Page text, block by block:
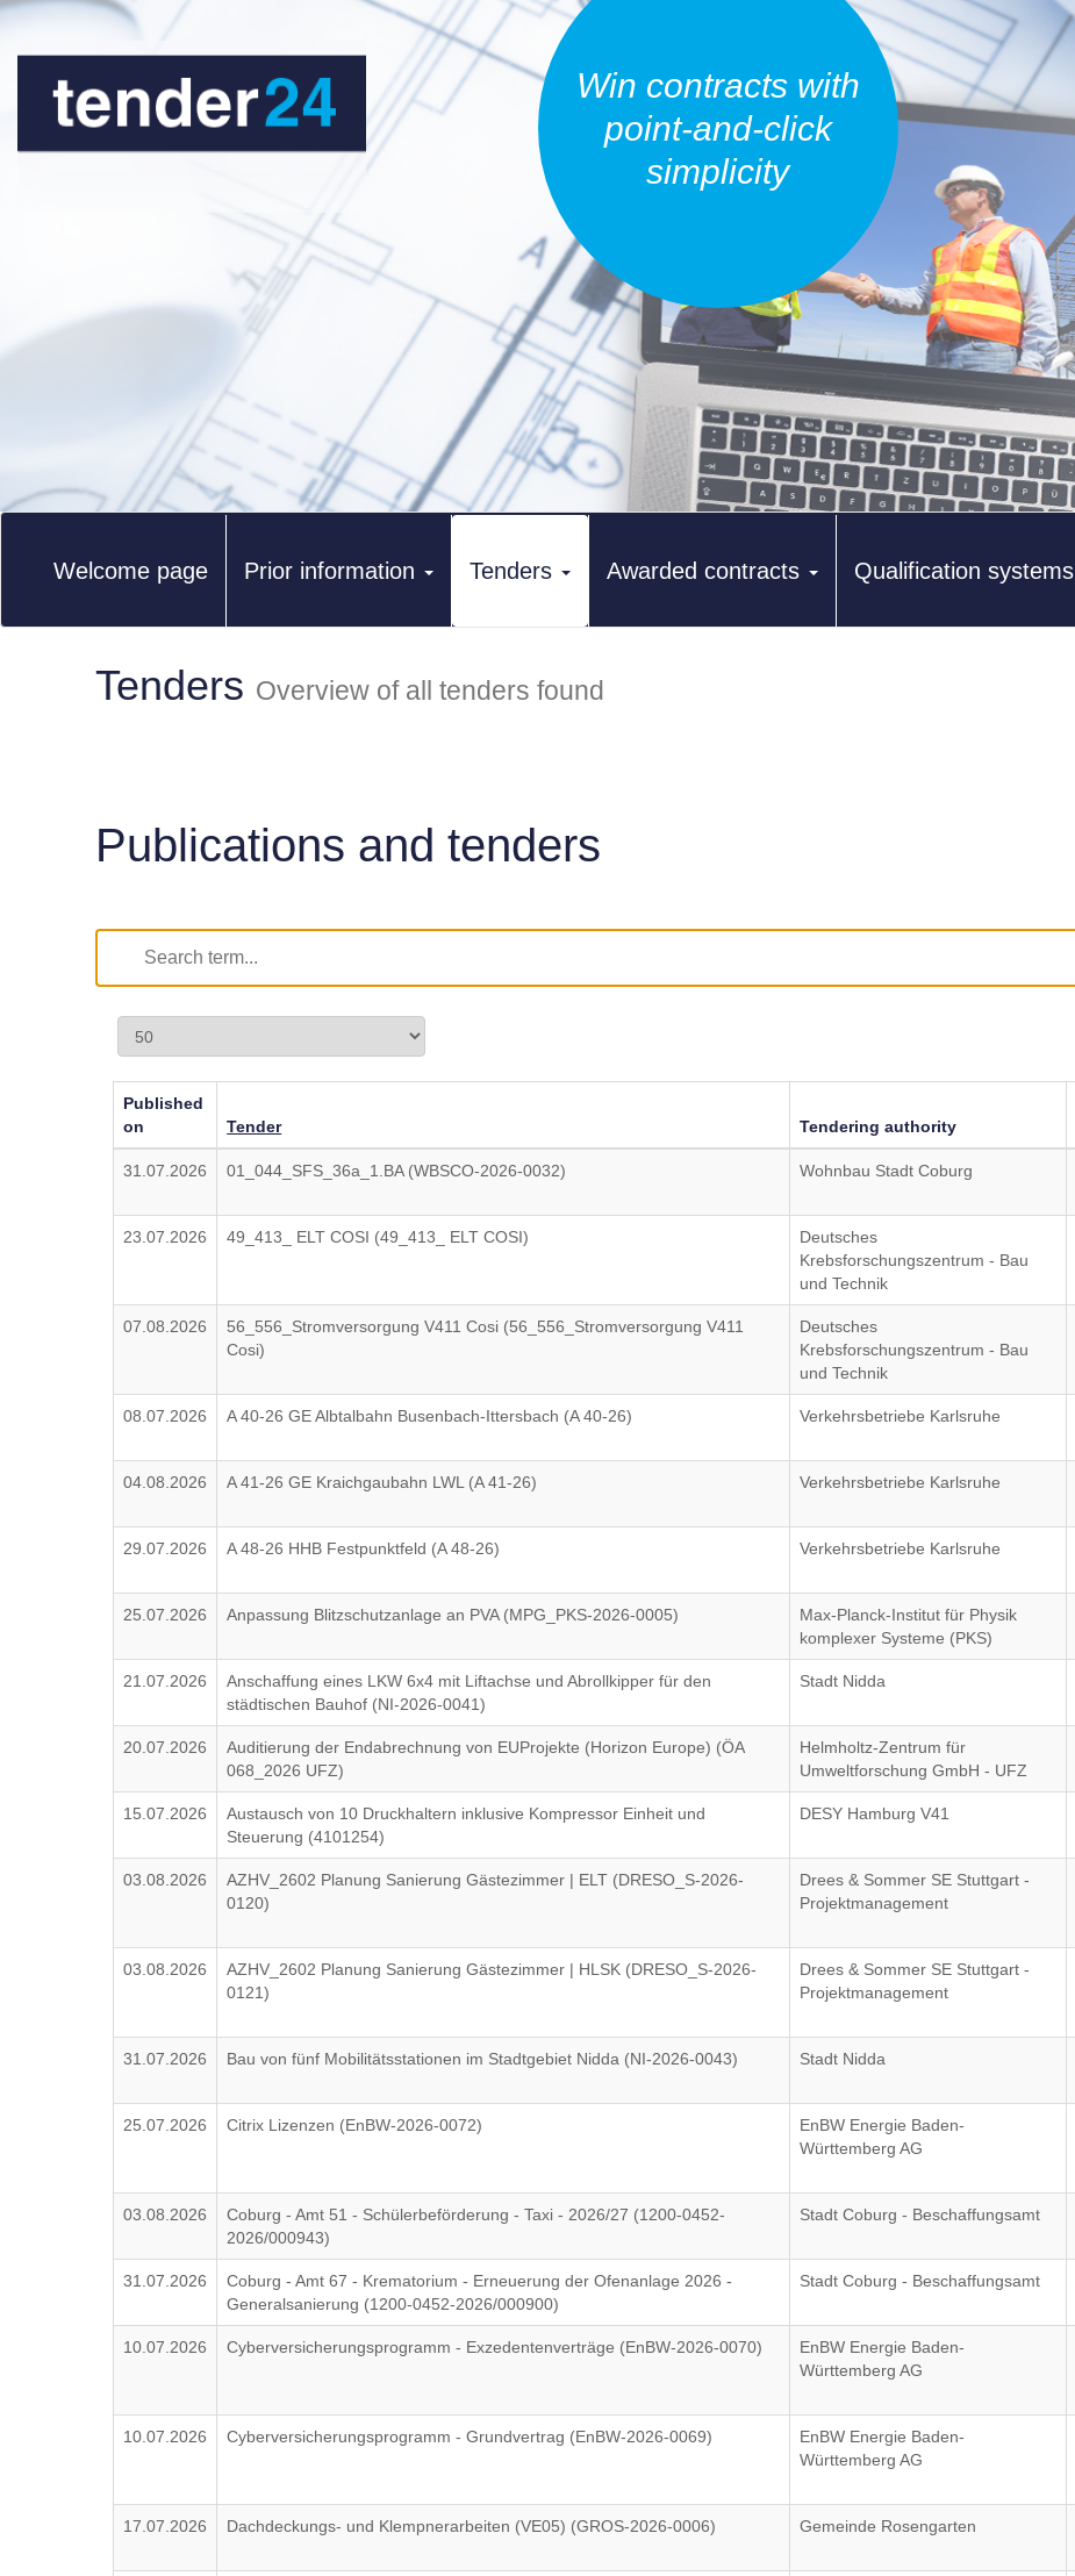
Win contracts with
point-and-click
simplicity
Welcome page Prior information Tenders Awarded contracts Qualification systems
Tenders Overview of all tenders found
Publications and tenders
Published
on
Tender Tendering authority
31.07.2026 01_044_SFS_36a_1.BA (WBSCO-2026-0032) Wohnbau Stadt Coburg
23.07.2026 49_413_ ELT COSI (49_413_ ELT COSI)
Deutsches
Krebsforschungszentrum - Bau
und Technik
07.08.2026
56_556_Stromversorgung V411 Cosi (56_556_Stromversorgung V411
Cosi)
Deutsches
Krebsforschungszentrum - Bau
und Technik
08.07.2026 A 40-26 GE Albtalbahn Busenbach-Ittersbach (A 40-26) Verkehrsbetriebe Karlsruhe
04.08.2026 A 41-26 GE Kraichgaubahn LWL (A 41-26) Verkehrsbetriebe Karlsruhe
29.07.2026 A 48-26 HHB Festpunktfeld (A 48-26) Verkehrsbetriebe Karlsruhe
25.07.2026 Anpassung Blitzschutzanlage an PVA (MPG_PKS-2026-0005)
Max-Planck-Institut für Physik
komplexer Systeme (PKS)
21.07.2026
Anschaffung eines LKW 6x4 mit Liftachse und Abrollkipper für den
städtischen Bauhof (NI-2026-0041)
Stadt Nidda
20.07.2026
Auditierung der Endabrechnung von EUProjekte (Horizon Europe) (ÖA
068_2026 UFZ)
Helmholtz-Zentrum für
Umweltforschung GmbH - UFZ
15.07.2026
Austausch von 10 Druckhaltern inklusive Kompressor Einheit und
Steuerung (4101254)
DESY Hamburg V41
03.08.2026
AZHV_2602 Planung Sanierung Gästezimmer | ELT (DRESO_S-2026-
0120)
Drees & Sommer SE Stuttgart -
Projektmanagement
03.08.2026
AZHV_2602 Planung Sanierung Gästezimmer | HLSK (DRESO_S-2026-
0121)
Drees & Sommer SE Stuttgart -
Projektmanagement
31.07.2026 Bau von fünf Mobilitätsstationen im Stadtgebiet Nidda (NI-2026-0043) Stadt Nidda
25.07.2026 Citrix Lizenzen (EnBW-2026-0072)
EnBW Energie Baden-
Württemberg AG
03.08.2026
Coburg - Amt 51 - Schülerbeförderung - Taxi - 2026/27 (1200-0452-
2026/000943)
Stadt Coburg - Beschaffungsamt
31.07.2026
Coburg - Amt 67 - Krematorium - Erneuerung der Ofenanlage 2026 -
Generalsanierung (1200-0452-2026/000900)
Stadt Coburg - Beschaffungsamt
10.07.2026 Cyberversicherungsprogramm - Exzedentenverträge (EnBW-2026-0070)
EnBW Energie Baden-
Württemberg AG
10.07.2026 Cyberversicherungsprogramm - Grundvertrag (EnBW-2026-0069)
EnBW Energie Baden-
Württemberg AG
17.07.2026 Dachdeckungs- und Klempnerarbeiten (VE05) (GROS-2026-0006) Gemeinde Rosengarten